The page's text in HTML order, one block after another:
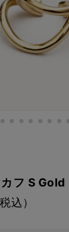
フ S Gold
税込）